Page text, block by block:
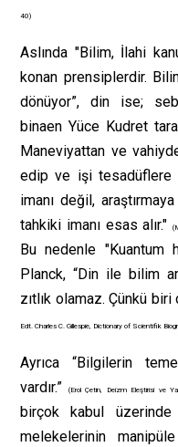
40)
Aslında "Bilim, İlahi
konan prensiplerdir.
dönüyor”, din ise;
binaen Yüce Kudret
Maneviyattan ve
edip ve işi tesadüflere
imanı değil,
tahkiki imanı esas alır."
Bu nedenle
Planck, “Din ile bilim
zıtlık olamaz. Çünkü biri
Edt. Charles C. Gillespie, Dictionary of Scientifik
Ayrıca “Bilgilerin
vardır.”
(Erol Çetin, Deizm Eleştirisi ve
birçok kabul
melekelerinin